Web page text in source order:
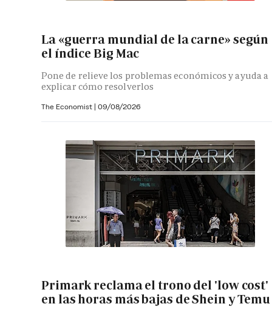
La «guerra mundial de la carne» según
el índice Big Mac
Pone de relieve los problemas económicos y ayuda a
explicar cómo resolverlos
The Economist | 09/08/2026
Primark reclama el trono del 'low cost'
en las horas más bajas de Shein y Temu